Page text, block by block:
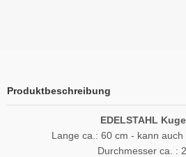
Produktbeschreibung
EDELSTAHL
Lange ca.: 60 cm - kann
Durchmesser ca. :